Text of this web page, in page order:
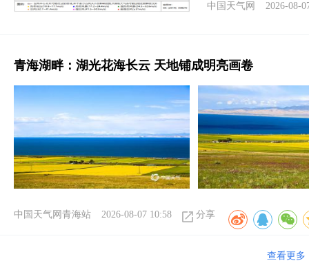
中国天气网 2026-08-
青海湖畔：湖光花海长云 天地铺成明亮画卷
中国天气网青海站 2026-08-07 10:58 分享
查看更多